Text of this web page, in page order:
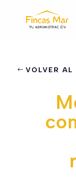
VOLVER AL